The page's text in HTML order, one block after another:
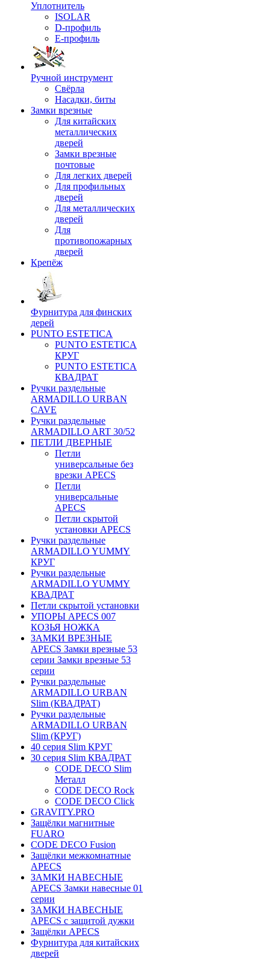
Уплотнитель
ISOLAR
D-профиль
Е-профиль
Ручной инструмент
Свёрла
Насадки, биты
Замки врезные
Для китайских
металлических
дверей
Замки врезные
почтовые
Для легких дверей
Для профильных
дверей
Для металлических
дверей
Для
противопожарных
дверей
Крепёж
Фурнитура для финских
дерей
PUNTO ESTETICA
PUNTO ESTETICA
КРУГ
PUNTO ESTETICA
КВАДРАТ
Ручки раздельные
ARMADILLO URBAN
CAVE
Ручки раздельные
ARMADILLO ART 30/52
ПЕТЛИ ДВЕРНЫЕ
Петли
универсальные без
врезки APECS
Петли
универсальные
APECS
Петли скрытой
установки APECS
Ручки раздельные
ARMADILLO YUMMY
КРУГ
Ручки раздельные
ARMADILLO YUMMY
КВАДРАТ
Петли скрытой установки
УПОРЫ APECS 007
КОЗЬЯ НОЖКА
ЗАМКИ ВРЕЗНЫЕ
APECS Замки врезные 53
серии Замки врезные 53
серии
Ручки раздельные
ARMADILLO URBAN
Slim (КВАДРАТ)
Ручки раздельные
ARMADILLO URBAN
Slim (КРУГ)
40 серия Slim КРУГ
30 серия Slim КВАДРАТ
CODE DECO Slim
Металл
CODE DECO Rock
CODE DECO Click
GRAVITY.PRO
Защёлки магнитные
FUARO
CODE DECO Fusion
Защёлки межкомнатные
APECS
ЗАМКИ НАВЕСНЫЕ
APECS Замки навесные 01
серии
ЗАМКИ НАВЕСНЫЕ
APECS с защитой дужки
Защёлки APECS
Фурнитура для китайских
дверей